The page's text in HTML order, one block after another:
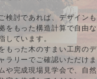
検討であれば、デザイン
をもった構造計算で自由
しています。
もった木のすまい工房の
ラリーでご確認いただけま
や完成現場見学会で、自